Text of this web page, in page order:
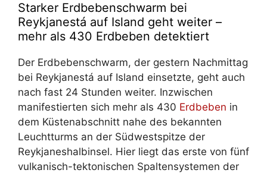
Starker Erdbebenschwarm bei
Reykjanestá auf Island geht weiter –
mehr als 430 Erdbeben detektiert
Der Erdbebenschwarm, der gestern Nachmittag
bei Reykjanestá auf Island einsetzte, geht auch
nach fast 24 Stunden weiter. Inzwischen
manifestierten sich mehr als 430 Erdbeben in
dem Küstenabschnitt nahe des bekannten
Leuchtturms an der Südwestspitze der
Reykjaneshalbinsel. Hier liegt das erste von fünf
vulkanisch-tektonischen Spaltensystemen der